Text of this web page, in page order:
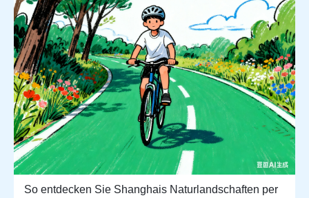
So entdecken Sie Shanghais Naturlandschaften per